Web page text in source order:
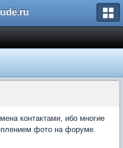
контактами, ибо многие
фото на форуме.